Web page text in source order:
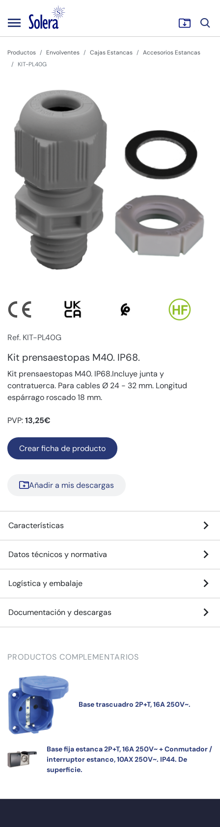
Productos Envolventes Cajas Estancas
Accesorios Estancas
KIT-PL40G
Ref. KIT-PL40G
Kit prensaestopas M40. IP68.
Kit prensaestopas M40. IP68.Incluye junta y
contratuerca. Para cables Ø 24 - 32 mm. Longitud
espárrago roscado 18 mm.
PVP:13,25€
Crear ficha de producto
Añadir a mis descargas
Características
Datos técnicos y normativa
Logística y embalaje
Documentación y descargas
PRODUCTOS COMPLEMENTARIOS
Base trascuadro 2P+T, 16A 250V~.
Base fija estanca 2P+T, 16A 250V~ + Conmutador /
interruptor estanco, 10AX 250V~. IP44. De
superficie.